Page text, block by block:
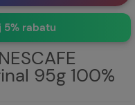
BEZ REJESTRACJI
5% rabatu
95g 100%